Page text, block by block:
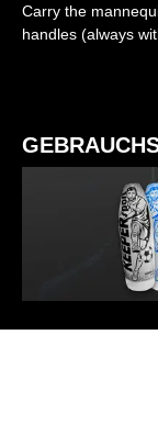
Carry the
handles (always